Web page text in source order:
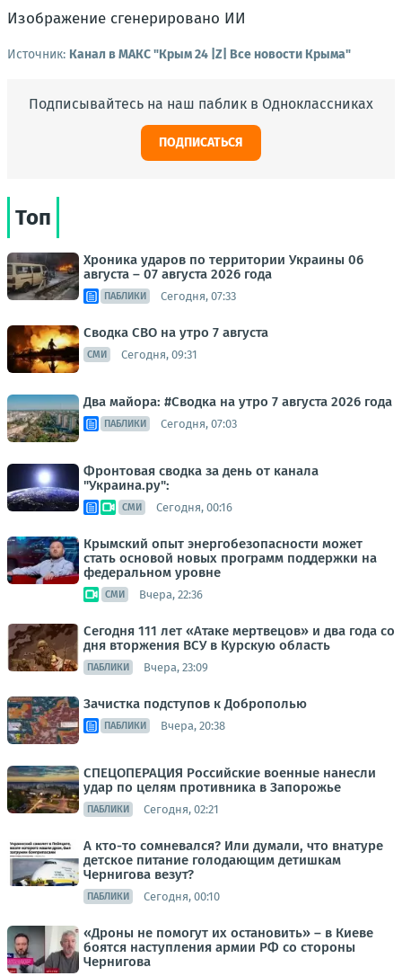
Изображение сгенерировано ИИ
Источник: Канал в МАКС "Крым 24 |Z| Все новости Крыма"
Подписывайтесь на наш паблик в Одноклассниках
ПОДПИСАТЬСЯ
Топ
Хроника ударов по территории Украины 06
августа – 07 августа 2026 года
ПАБЛИКИ Сегодня, 07:33
Сводка СВО на утро 7 августа
СМИ Сегодня, 09:31
Два майора: #Сводка на утро 7 августа 2026 года
ПАБЛИКИ Сегодня, 07:03
Фронтовая сводка за день от канала
"Украина.ру":
СМИ Сегодня, 00:16
Крымский опыт энергобезопасности может
стать основой новых программ поддержки на
федеральном уровне
СМИ Вчера, 22:36
Сегодня 111 лет «Атаке мертвецов» и два года со
дня вторжения ВСУ в Курскую область
ПАБЛИКИ Вчера, 23:09
Зачистка подступов к Доброполью
ПАБЛИКИ Вчера, 20:38
СПЕЦОПЕРАЦИЯ Российские военные нанесли
удар по целям противника в Запорожье
ПАБЛИКИ Сегодня, 02:21
А кто-то сомневался? Или думали, что внатуре
детское питание голодающим детишкам
Чернигова везут?
ПАБЛИКИ Сегодня, 00:10
«Дроны не помогут их остановить» – в Киеве
боятся наступления армии РФ со стороны
Чернигова